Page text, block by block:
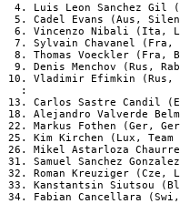
4. Luis Leon Sanchez Gil
5. Cadel Evans (Aus,
6. Vincenzo Nibali (Ita,
7. Sylvain Chavanel (Fra,
8. Thomas Voeckler (Fra,
9. Denis Menchov (Rus,
10. Vladimir Efimkin
   :
13. Carlos Sastre
18. Alejandro Valverde
22. Markus Fothen
25. Kim Kirchen (Lux,
26. Mikel Astarloza
31. Samuel Sanchez
32. Roman Kreuziger
33. Kanstantsin Siutsou
34. Fabian Cancellara